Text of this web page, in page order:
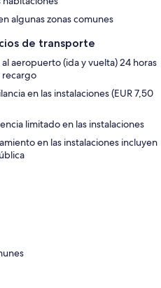
algunas zonas comunes
de transporte
aeropuerto (ida y vuelta) 24 horas
recargo
en las instalaciones (EUR 7,50
limitado en las instalaciones
en las instalaciones incluyen